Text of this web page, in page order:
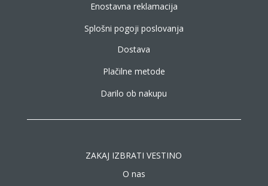
Enostavna reklamacija
Splošni pogoji poslovanja
Dostava
Plačilne metode
Darilo ob nakupu
ZAKAJ IZBRATI VESTINO
O nas